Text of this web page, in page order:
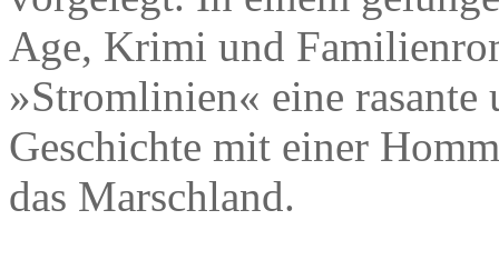
Age, Krimi und
»Stromlinien« eine rasante
Geschichte mit einer
das Marschland.